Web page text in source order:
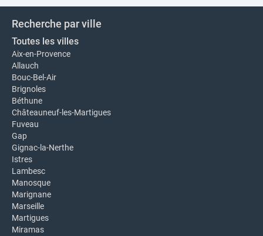
Recherche par ville
Toutes les villes
Aix-en-Provence
Allauch
Bouc-Bel-Air
Brignoles
Béthune
Châteauneuf-les-Martigues
Fuveau
Gap
Gignac-la-Nerthe
Istres
Lambesc
Manosque
Marignane
Marseille
Martigues
Miramas